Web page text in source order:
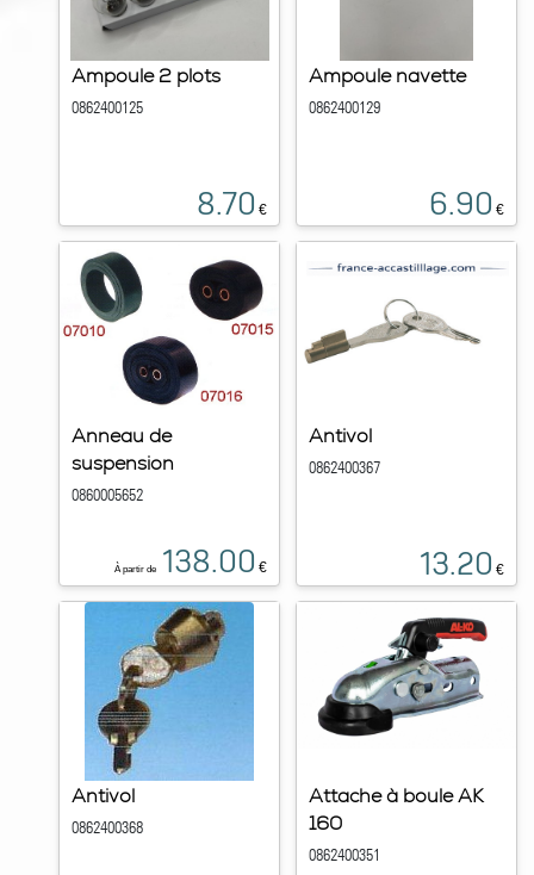
Ampoule 2 plots
0862400125
8.70 €
Ampoule navette
0862400129
6.90 €
Anneau de
suspension
0860005652
À partir de 138.00 €
Antivol
0862400367
13.20 €
Antivol
0862400368
Attache à boule AK
160
0862400351